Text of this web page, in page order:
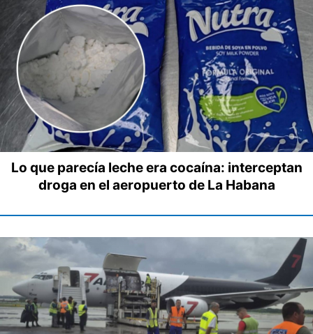
Lo que parecía leche era cocaína: interceptan
droga en el aeropuerto de La Habana